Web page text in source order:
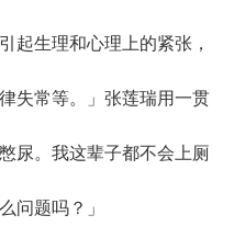
起生理和心理上的紧张，
失常等。」张莲瑞用一贯
尿。我这辈子都不会上厕
问题吗？」